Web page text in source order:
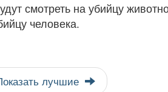
смотреть на убийцу
человека.
лучшие